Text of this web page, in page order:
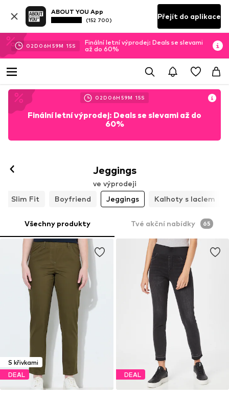
ABOUT YOU App
(152 700) Přejít do aplikace
02D 06H 59M 13S
Finální letní výprodej: Deals se slevami
až do 60%
02D 06H 59M 13S
Finální letní výprodej: Deals se slevami až do
60%
Jeggings
ve výprodeji
Slim Fit
Boyfriend Jeggings Kalhoty s laclem
Všechny produkty Tvé akční nabídky 65
S křivkami
DEAL
DEAL